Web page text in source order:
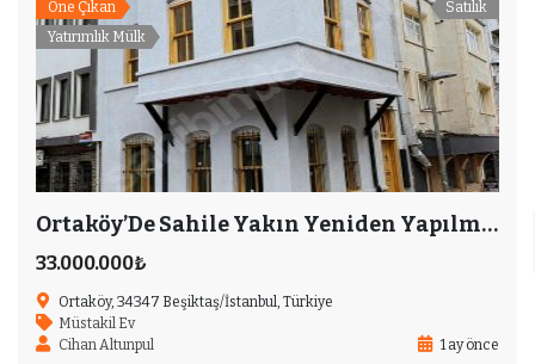
Öne Çıkan
Yatırımlık Mülk
Satılık
Ortaköy’De Sahile Yakın Yeniden Yapılmış Tesçilli Eski Eser
33.000.000₺
Ortaköy, 34347 Beşiktaş/İstanbul, Türkiye
Müstakil Ev
Cihan Altunpul
1 ay önce